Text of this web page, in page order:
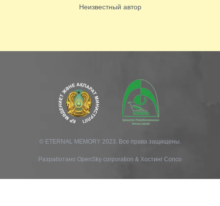
Неизвестный автор
© ETERNAL MEMORY 2023. Все права защищены.
Разработано OpenSky corporation & Хостинг Conco